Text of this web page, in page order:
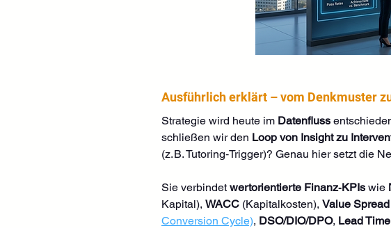
Ausführlich erklärt – vom Denkmuster
Strategie wird heute im Datenfluss
schließen wir den Loop von Insight zu
(z. B. Tutoring‑Trigger)? Genau hier setzt die
Sie verbindet wertorientierte Finanz‑KPIs wie
Kapital), WACC (Kapitalkosten), Value Spread
Conversion Cycle), DSO/DIO/DPO, Lead Time